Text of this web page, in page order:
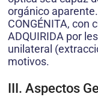
orgánico
CONGÉNITA, con
ADQUIRIDA por
unilateral
motivos.
III. Aspectos